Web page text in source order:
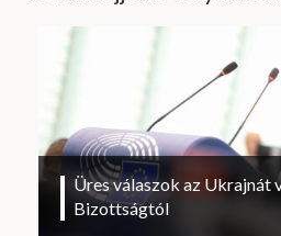
Üres válaszok az Ukrajnát
Bizottságtól